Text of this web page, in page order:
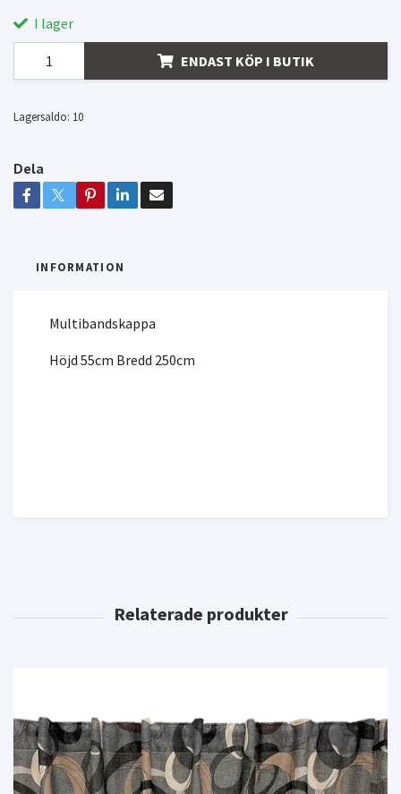
I lager
ENDAST KÖP I BUTIK
Lagersaldo: 10
Dela
INFORMATION
Multibandskappa
Höjd 55cm Bredd 250cm